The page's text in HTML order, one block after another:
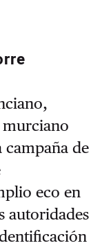
de
eco en
autoridades